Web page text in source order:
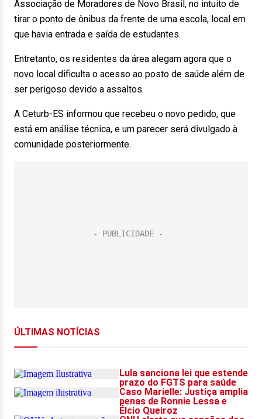
Associação de Moradores de Novo Brasil, no intuito de
tirar o ponto de ônibus da frente de uma escola, local em
que havia entrada e saída de estudantes.
Entretanto, os residentes da área alegam agora que o
novo local dificulta o acesso ao posto de saúde além de
ser perigoso devido a assaltos.
A Ceturb-ES informou que recebeu o novo pedido, que
está em análise técnica, e um parecer será divulgado à
comunidade posteriormente.